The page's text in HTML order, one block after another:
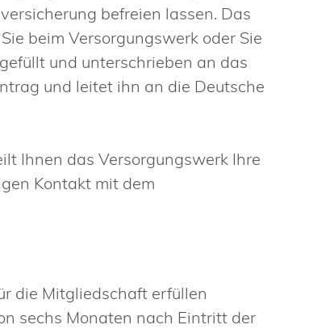
befreien lassen. Das
beim Versorgungswerk oder Sie
und unterschrieben an das
und leitet ihn an die Deutsche
Ihnen das Versorgungswerk Ihre
Kontakt mit dem
die Mitgliedschaft erfüllen
sechs Monaten nach Eintritt der